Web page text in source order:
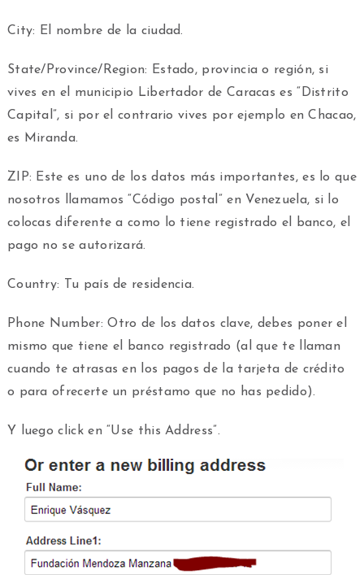
City: El nombre de la ciudad.
State/Province/Region: Estado, provincia o región, si
vives en el municipio Libertador de Caracas es “Distrito
Capital”, si por el contrario vives por ejemplo en Chacao,
es Miranda.
ZIP: Este es uno de los datos más importantes, es lo que
nosotros llamamos “Código postal” en Venezuela, si lo
colocas diferente a como lo tiene registrado el banco, el
pago no se autorizará.
Country: Tu país de residencia.
Phone Number: Otro de los datos clave, debes poner el
mismo que tiene el banco registrado (al que te llaman
cuando te atrasas en los pagos de la tarjeta de crédito
o para ofrecerte un préstamo que no has pedido).
Y luego click en “Use this Address”.